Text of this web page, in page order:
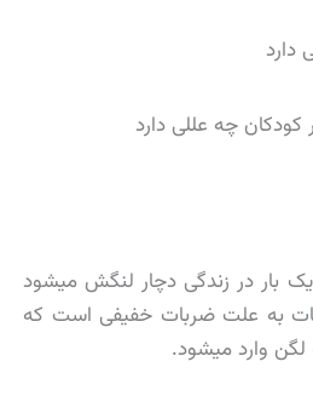
دارد
بار در زندگی دچار لنگش میشود
به علت ضربات خفیفی است که
وارد میشود.